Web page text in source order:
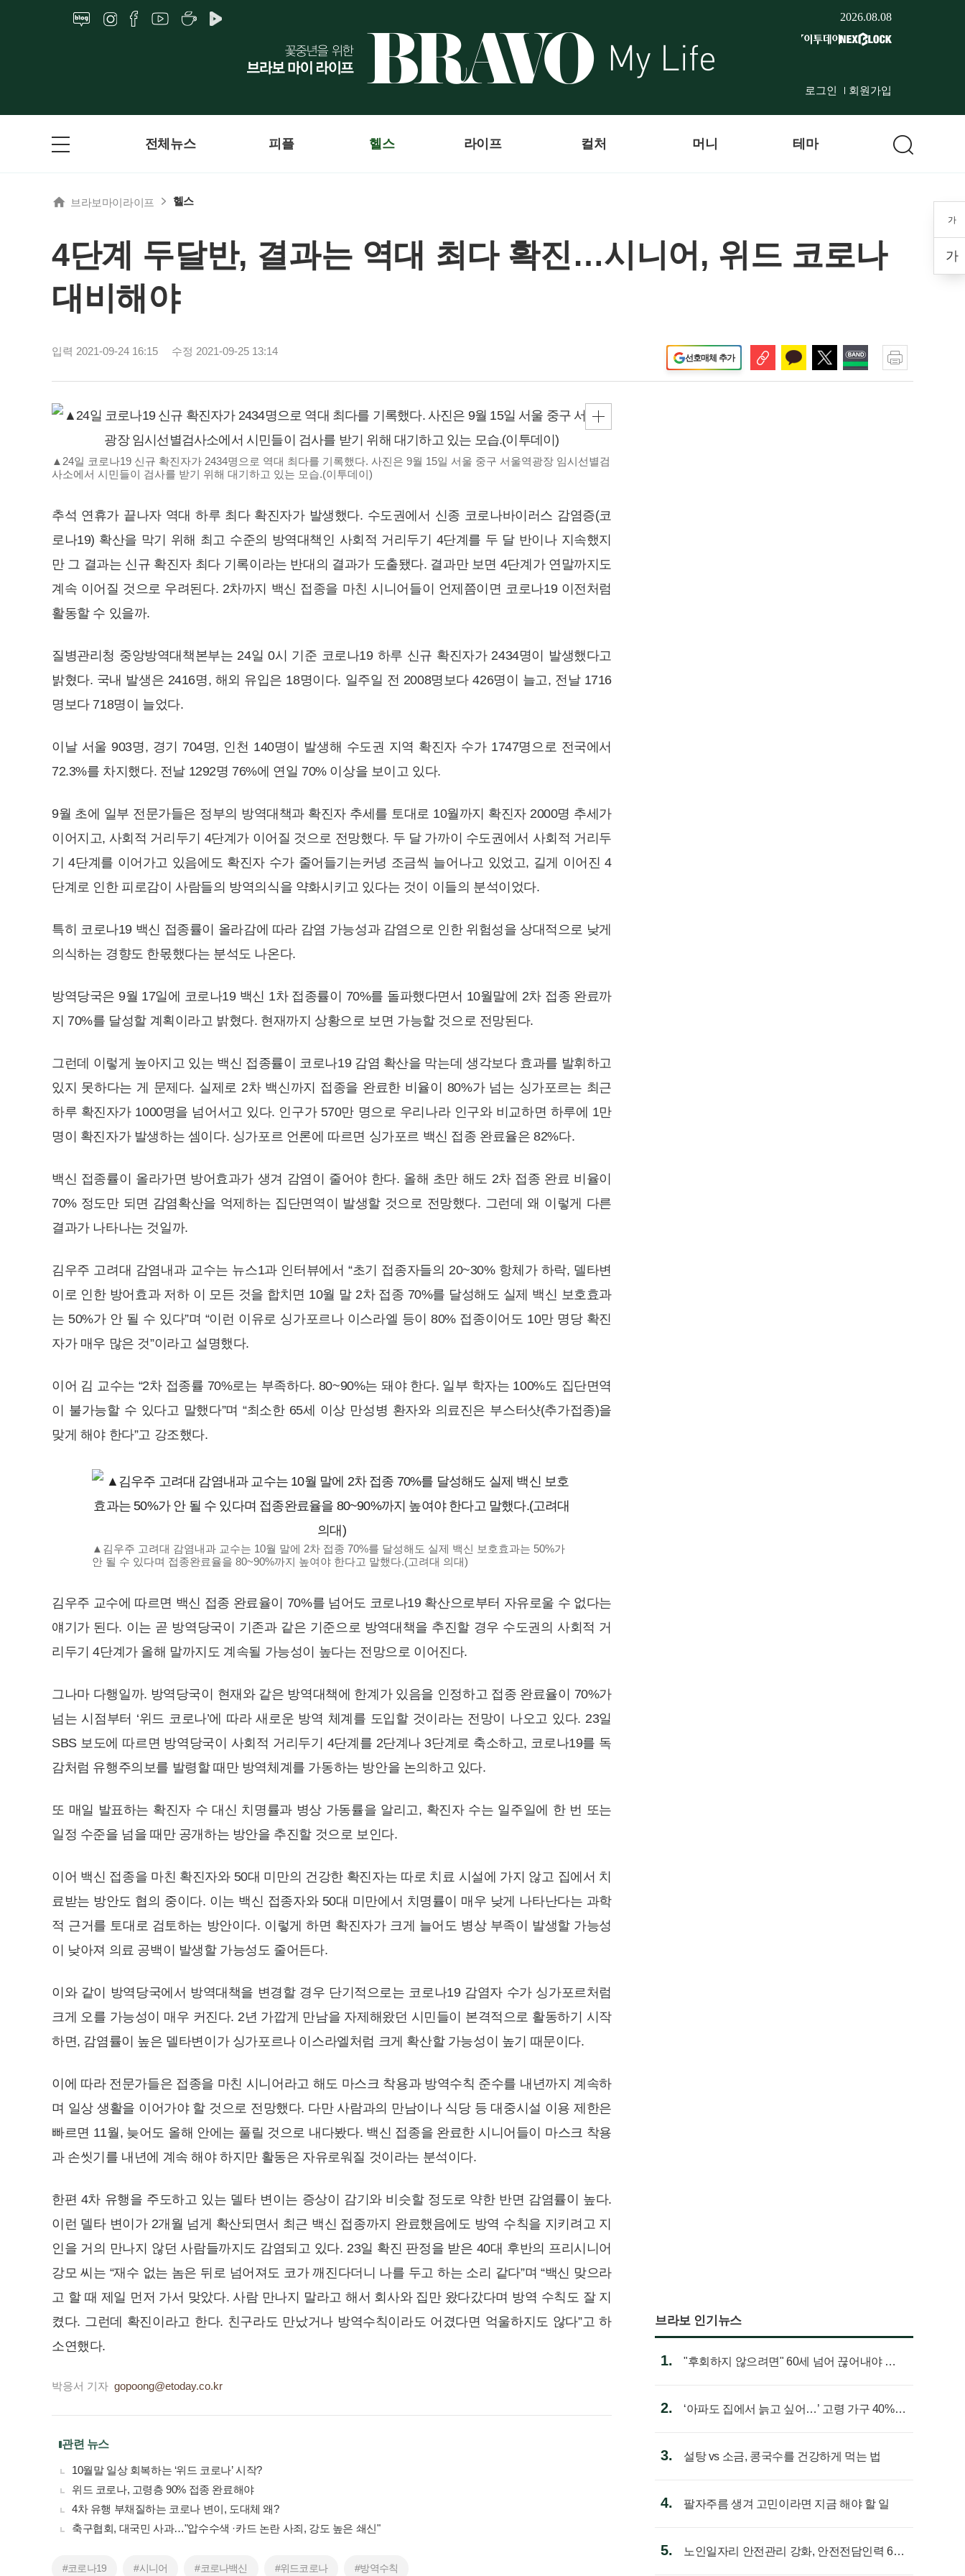
2026.08.08
로그인 회원가입
가
가
전체뉴스 피플 헬스 라이프 컬처 머니 테마
브라보마이라이프 헬스
4단계 두달반, 결과는 역대 최다 확진…시니어, 위드 코로나
대비해야
입력 2021-09-24 16:15 수정 2021-09-25 13:14
선호매체 추가
▲24일 코로나19 신규 확진자가 2434명으로 역대 최다를 기록했다. 사진은 9월 15일 서울 중구 서울역광장 임시선별검
사소에서 시민들이 검사를 받기 위해 대기하고 있는 모습.(이투데이)
추석 연휴가 끝나자 역대 하루 최다 확진자가 발생했다. 수도권에서 신종 코로나바이러스 감염증(코
로나19) 확산을 막기 위해 최고 수준의 방역대책인 사회적 거리두기 4단계를 두 달 반이나 지속했지
만 그 결과는 신규 확진자 최다 기록이라는 반대의 결과가 도출됐다. 결과만 보면 4단계가 연말까지도
계속 이어질 것으로 우려된다. 2차까지 백신 접종을 마친 시니어들이 언제쯤이면 코로나19 이전처럼
활동할 수 있을까.
질병관리청 중앙방역대책본부는 24일 0시 기준 코로나19 하루 신규 확진자가 2434명이 발생했다고
밝혔다. 국내 발생은 2416명, 해외 유입은 18명이다. 일주일 전 2008명보다 426명이 늘고, 전날 1716
명보다 718명이 늘었다.
이날 서울 903명, 경기 704명, 인천 140명이 발생해 수도권 지역 확진자 수가 1747명으로 전국에서
72.3%를 차지했다. 전날 1292명 76%에 연일 70% 이상을 보이고 있다.
9월 초에 일부 전문가들은 정부의 방역대책과 확진자 추세를 토대로 10월까지 확진자 2000명 추세가
이어지고, 사회적 거리두기 4단계가 이어질 것으로 전망했다. 두 달 가까이 수도권에서 사회적 거리두
기 4단계를 이어가고 있음에도 확진자 수가 줄어들기는커녕 조금씩 늘어나고 있었고, 길게 이어진 4
단계로 인한 피로감이 사람들의 방역의식을 약화시키고 있다는 것이 이들의 분석이었다.
특히 코로나19 백신 접종률이 올라감에 따라 감염 가능성과 감염으로 인한 위험성을 상대적으로 낮게
의식하는 경향도 한몫했다는 분석도 나온다.
방역당국은 9월 17일에 코로나19 백신 1차 접종률이 70%를 돌파했다면서 10월말에 2차 접종 완료까
지 70%를 달성할 계획이라고 밝혔다. 현재까지 상황으로 보면 가능할 것으로 전망된다.
그런데 이렇게 높아지고 있는 백신 접종률이 코로나19 감염 확산을 막는데 생각보다 효과를 발휘하고
있지 못하다는 게 문제다. 실제로 2차 백신까지 접종을 완료한 비율이 80%가 넘는 싱가포르는 최근
하루 확진자가 1000명을 넘어서고 있다. 인구가 570만 명으로 우리나라 인구와 비교하면 하루에 1만
명이 확진자가 발생하는 셈이다. 싱가포르 언론에 따르면 싱가포르 백신 접종 완료율은 82%다.
백신 접종률이 올라가면 방어효과가 생겨 감염이 줄어야 한다. 올해 초만 해도 2차 접종 완료 비율이
70% 정도만 되면 감염확산을 억제하는 집단면역이 발생할 것으로 전망했다. 그런데 왜 이렇게 다른
결과가 나타나는 것일까.
김우주 고려대 감염내과 교수는 뉴스1과 인터뷰에서 “초기 접종자들의 20~30% 항체가 하락, 델타변
이로 인한 방어효과 저하 이 모든 것을 합치면 10월 말 2차 접종 70%를 달성해도 실제 백신 보호효과
는 50%가 안 될 수 있다”며 “이런 이유로 싱가포르나 이스라엘 등이 80% 접종이어도 10만 명당 확진
자가 매우 많은 것”이라고 설명했다.
이어 김 교수는 “2차 접종률 70%로는 부족하다. 80~90%는 돼야 한다. 일부 학자는 100%도 집단면역
이 불가능할 수 있다고 말했다”며 “최소한 65세 이상 만성병 환자와 의료진은 부스터샷(추가접종)을
맞게 해야 한다”고 강조했다.
▲김우주 고려대 감염내과 교수는 10월 말에 2차 접종 70%를 달성해도 실제 백신 보호효과는 50%가
안 될 수 있다며 접종완료율을 80~90%까지 높여야 한다고 말했다.(고려대 의대)
김우주 교수에 따르면 백신 접종 완료율이 70%를 넘어도 코로나19 확산으로부터 자유로울 수 없다는
얘기가 된다. 이는 곧 방역당국이 기존과 같은 기준으로 방역대책을 추진할 경우 수도권의 사회적 거
리두기 4단계가 올해 말까지도 계속될 가능성이 높다는 전망으로 이어진다.
그나마 다행일까. 방역당국이 현재와 같은 방역대책에 한계가 있음을 인정하고 접종 완료율이 70%가
넘는 시점부터 ‘위드 코로나’에 따라 새로운 방역 체계를 도입할 것이라는 전망이 나오고 있다. 23일
SBS 보도에 따르면 방역당국이 사회적 거리두기 4단계를 2단계나 3단계로 축소하고, 코로나19를 독
감처럼 유행주의보를 발령할 때만 방역체계를 가동하는 방안을 논의하고 있다.
또 매일 발표하는 확진자 수 대신 치명률과 병상 가동률을 알리고, 확진자 수는 일주일에 한 번 또는
일정 수준을 넘을 때만 공개하는 방안을 추진할 것으로 보인다.
이어 백신 접종을 마친 확진자와 50대 미만의 건강한 확진자는 따로 치료 시설에 가지 않고 집에서 치
료받는 방안도 협의 중이다. 이는 백신 접종자와 50대 미만에서 치명률이 매우 낮게 나타난다는 과학
적 근거를 토대로 검토하는 방안이다. 이렇게 하면 확진자가 크게 늘어도 병상 부족이 발생할 가능성
이 낮아져 의료 공백이 발생할 가능성도 줄어든다.
이와 같이 방역당국에서 방역대책을 변경할 경우 단기적으로는 코로나19 감염자 수가 싱가포르처럼
크게 오를 가능성이 매우 커진다. 2년 가깝게 만남을 자제해왔던 시민들이 본격적으로 활동하기 시작
하면, 감염률이 높은 델타변이가 싱가포르나 이스라엘처럼 크게 확산할 가능성이 높기 때문이다.
이에 따라 전문가들은 접종을 마친 시니어라고 해도 마스크 착용과 방역수칙 준수를 내년까지 계속하
며 일상 생활을 이어가야 할 것으로 전망했다. 다만 사람과의 만남이나 식당 등 대중시설 이용 제한은
빠르면 11월, 늦어도 올해 안에는 풀릴 것으로 내다봤다. 백신 접종을 완료한 시니어들이 마스크 착용
과 손씻기를 내년에 계속 해야 하지만 활동은 자유로워질 것이라는 분석이다.
한편 4차 유행을 주도하고 있는 델타 변이는 증상이 감기와 비슷할 정도로 약한 반면 감염률이 높다.
이런 델타 변이가 2개월 넘게 확산되면서 최근 백신 접종까지 완료했음에도 방역 수칙을 지키려고 지
인을 거의 만나지 않던 사람들까지도 감염되고 있다. 23일 확진 판정을 받은 40대 후반의 프리시니어
강모 씨는 “재수 없는 놈은 뒤로 넘어져도 코가 깨진다더니 나를 두고 하는 소리 같다”며 “백신 맞으라
고 할 때 제일 먼저 가서 맞았다. 사람 만나지 말라고 해서 회사와 집만 왔다갔다며 방역 수칙도 잘 지
켰다. 그런데 확진이라고 한다. 친구라도 만났거나 방역수칙이라도 어겼다면 억울하지도 않다”고 하
소연했다.
박응서 기자 gopoong@etoday.co.kr
관련 뉴스
10월말 일상 회복하는 ‘위드 코로나’ 시작?
위드 코로나, 고령층 90% 접종 완료해야
4차 유행 부채질하는 코로나 변이, 도대체 왜?
축구협회, 대국민 사과…"압수수색 ·카드 논란 사죄, 강도 높은 쇄신"
#코로나19 #시니어 #코로나백신 #위드코로나 #방역수칙
브라보 인기뉴스
1.
"후회하지 않으려면" 60세 넘어 끊어내야 할
2.
‘아파도 집에서 늙고 싶어…’ 고령 가구 40%
3. 설탕 vs 소금, 콩국수를 건강하게 먹는 법
4. 팔자주름 생겨 고민이라면 지금 해야 할 일
5.
노인일자리 안전관리 강화, 안전전담인력 613